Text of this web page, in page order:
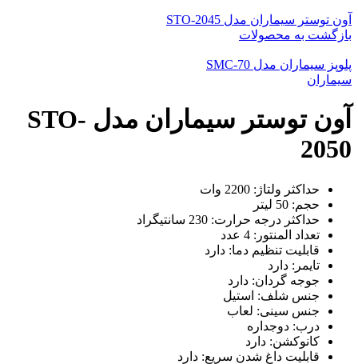
آون توستر سیماران مدل STO-2045
بازگشت به محصولات
پلوپز سیماران مدل SMC-70
سیماران
آون توستر سیماران مدل STO-
2050
حداکثر ولتاژ: 2200 وات
حجم: 50 لیتر
حداکثر درجه حرارت: 230 سانتیگراد
تعداد المنتور: 4 عدد
قابلیت تنظیم دما: دارد
تایمر: دارد
جوجه گردان: دارد
جنس شلف: استیل
جنس سینی: لعاب
درب: دوجداره
کانوکشن: دارد
قابلیت داغ شدن سریع: دارد